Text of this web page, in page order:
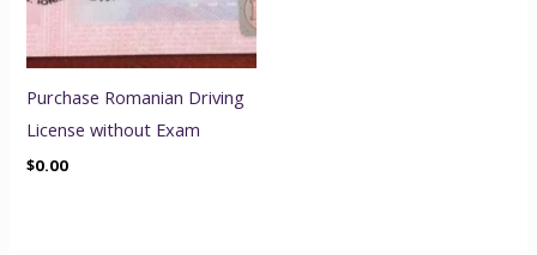
Purchase Romanian Driving
License without Exam
$0.00